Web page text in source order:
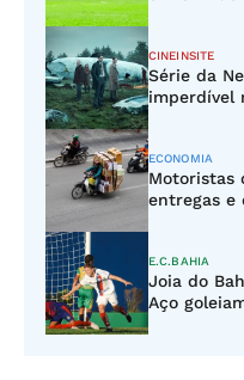
CINEINSITE
Série da
imperdível
ECONOMIA
Motoristas
entregas e
E.C.BAHIA
Joia do
Aço